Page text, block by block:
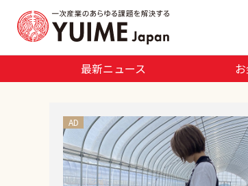
最新ニュース
AD